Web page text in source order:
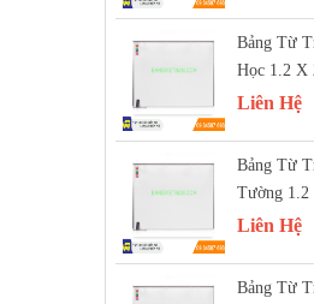
Bảng Từ
Học 1.2 X
Liên Hệ
Bảng Từ
Tường
Liên Hệ
Bảng Từ